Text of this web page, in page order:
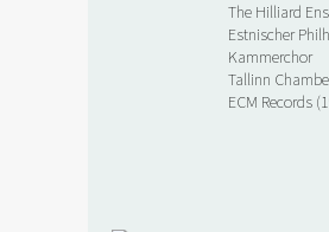
The Hilliard
Estnischer
Kammerchor
Tallinn
ECM Records